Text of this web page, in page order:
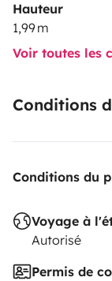
Hauteur
1,99 m
Voir toutes les
Conditions
Conditions du
Voyage à
Autorisé
Permis de